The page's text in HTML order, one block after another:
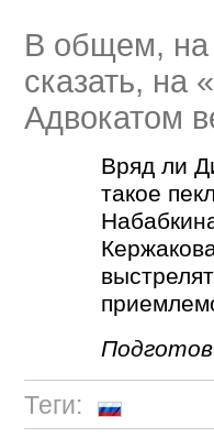
В общем, на
сказать, на «
Адвокатом
Вряд ли
такое
Теги: